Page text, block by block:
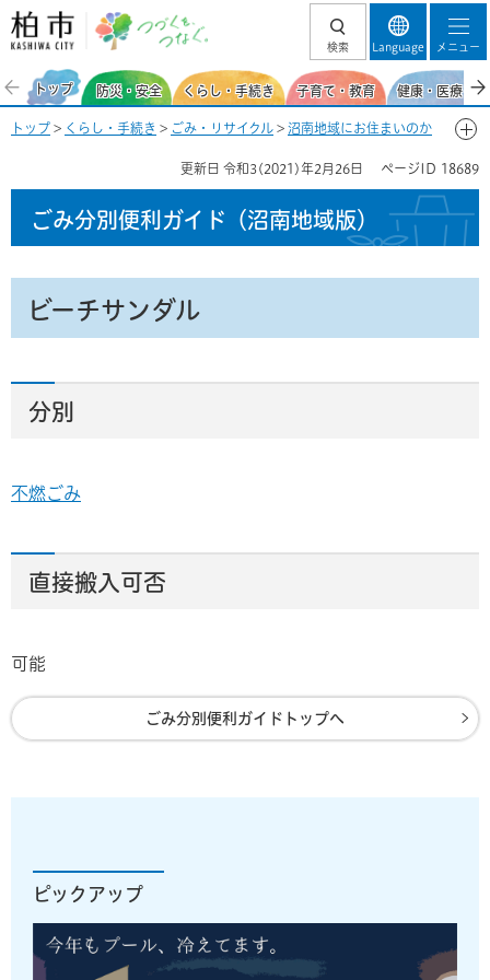
柏市 つづくを、
検索 Language メニュー
トップ 防災・安全 くらし・手続き 子育て・教育 健康・医療・
トップ > くらし・手続き > ごみ・リサイクル > 沼南地域にお住まいのか
更新日 令和3(2021)年2月26日 ページID 18689
ごみ分別便利ガイド （沼南地域版）
ビーチサンダル
分別
不燃ごみ
直接搬入可否
可能
ごみ分別便利ガイドトップへ
ピックアップ